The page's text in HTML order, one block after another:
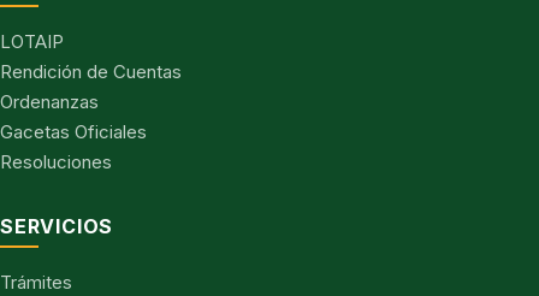
LOTAIP
Rendición de Cuentas
Ordenanzas
Gacetas Oficiales
Resoluciones
SERVICIOS
Trámites